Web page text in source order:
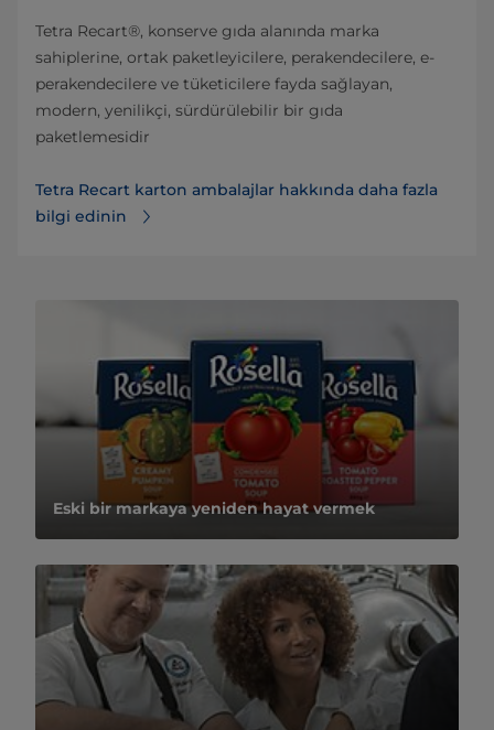
Tetra Recart®, konserve gıda alanında marka
sahiplerine, ortak paketleyicilere, perakendecilere, e-
perakendecilere ve tüketicilere fayda sağlayan,
modern, yenilikçi, sürdürülebilir bir gıda
paketlemesidir
Tetra Recart karton ambalajlar hakkında daha fazla
bilgi edinin
Eski bir markaya yeniden hayat vermek